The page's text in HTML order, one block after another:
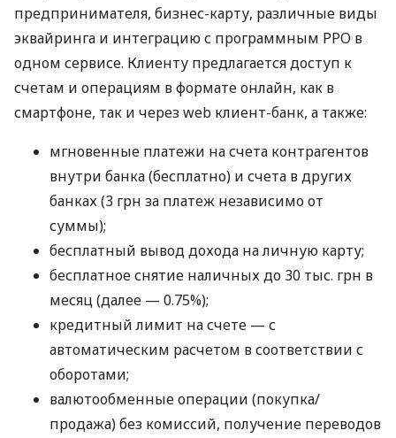
предпринимателя, бизнес-карту, различные виды
эквайринга и интеграцию с программным РРО в
одном сервисе. Клиенту предлагается доступ к
счетам и операциям в формате онлайн, как в
смартфоне, так и через web клиент-банк, а также:
мгновенные платежи на счета контрагентов
внутри банка (бесплатно) и счета в других
банках (3 грн за платеж независимо от
суммы);
бесплатный вывод дохода на личную карту;
бесплатное снятие наличных до 30 тыс. грн в
месяц (далее — 0.75%);
кредитный лимит на счете — с
автоматическим расчетом в соответствии с
оборотами;
валютообменные операции (покупка/
продажа) без комиссий, получение переводов